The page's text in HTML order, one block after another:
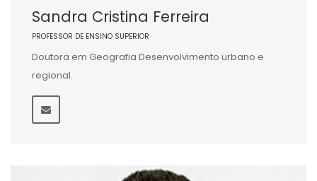
Sandra Cristina Ferreira
PROFESSOR DE ENSINO SUPERIOR
Doutora em Geografia Desenvolvimento urbano e
regional.